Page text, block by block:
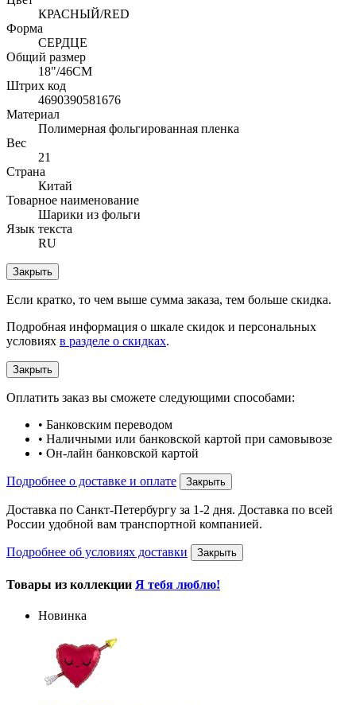
КРАСНЫЙ/RED
Форма
СЕРДЦЕ
Общий размер
18"/46СМ
Штрих код
4690390581676
Материал
Полимерная фольгированная пленка
Вес
21
Страна
Китай
Товарное наименование
Шарики из фольги
Язык текста
RU
Закрыть
Если кратко, то чем выше сумма заказа, тем больше скидка.
Подробная информация о шкале скидок и персональных
условиях в разделе о скидках.
Закрыть
Оплатить заказ вы сможете следующими способами:
• Банковским переводом
• Наличными или банковской картой при самовывозе
• Он-лайн банковской картой
Подробнее о доставке и оплате Закрыть
Доставка по Санкт-Петербургу за 1-2 дня. Доставка по всей
России удобной вам транспортной компанией.
Подробнее об условиях доставки Закрыть
Товары из коллекции Я тебя люблю!
Новинка